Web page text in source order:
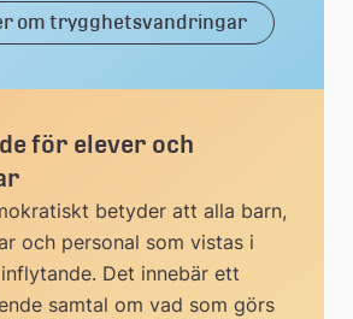
om trygghetsvandringar
för elever och
betyder att alla barn,
och personal som vistas i
Det innebär ett
samtal om vad som görs